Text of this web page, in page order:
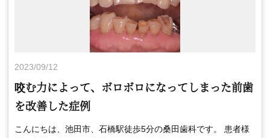
2023/09/12
咬む力によって、ボロボロになってしまった前歯
を改善した症例
こんにちは、池田市、石橋駅徒歩5分の桑田歯科です。 患者様